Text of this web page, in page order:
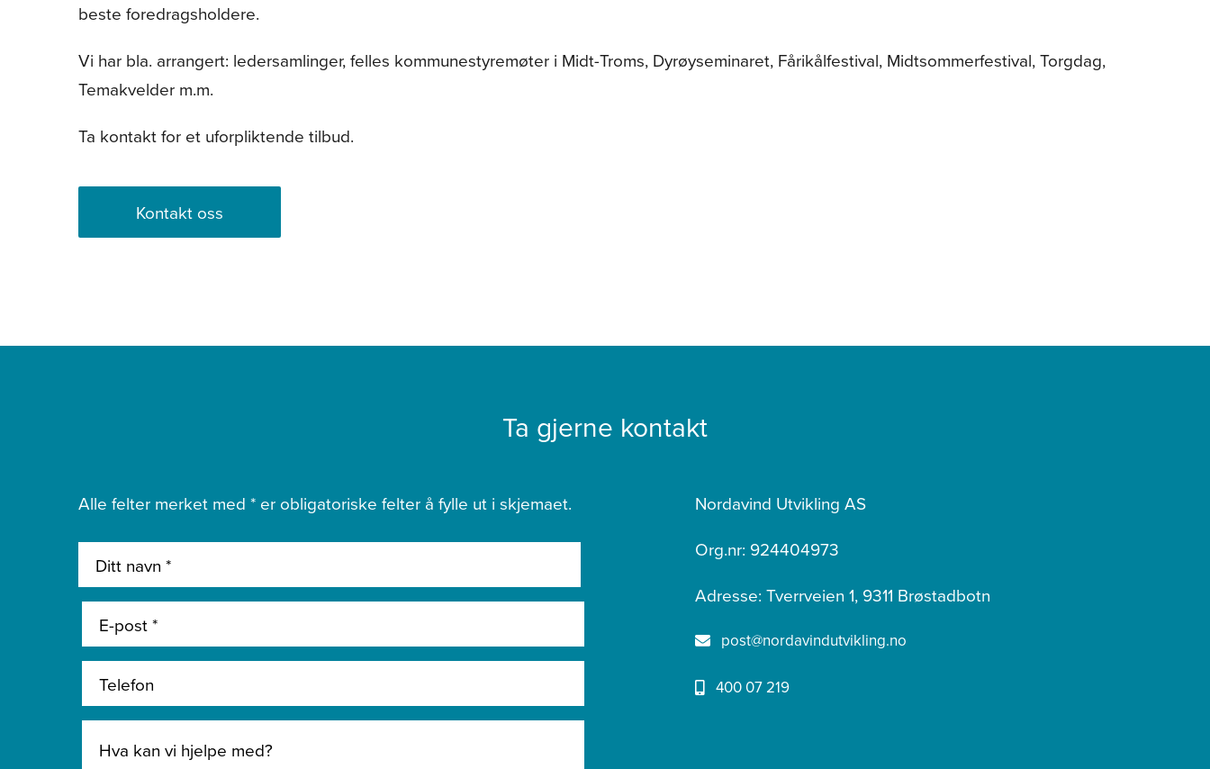
beste foredragsholdere.
Vi har bla. arrangert: ledersamlinger, felles kommunestyremøter i Midt-Troms, Dyrøyseminaret, Fårikålfestival, Midtsommerfestival, Torgdag,
Temakvelder m.m.
Ta kontakt for et uforpliktende tilbud.
Kontakt oss
Ta gjerne kontakt
Alle felter merket med * er obligatoriske felter å fylle ut i skjemaet.
Nordavind Utvikling AS
Org.nr: 924404973
Adresse: Tverrveien 1, 9311 Brøstadbotn
post@nordavindutvikling.no
400 07 219